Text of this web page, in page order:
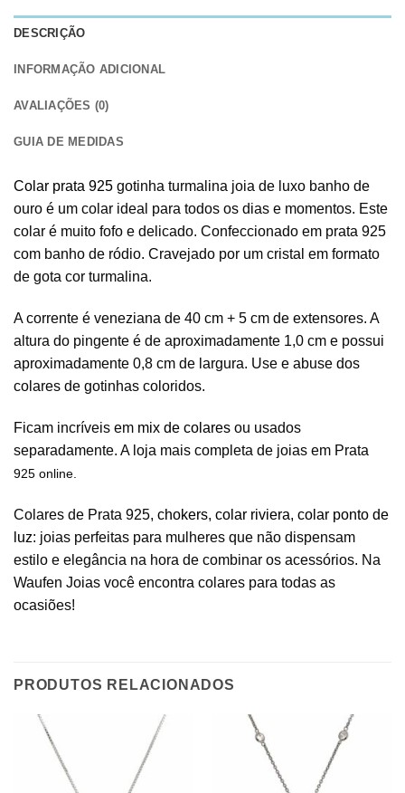
DESCRIÇÃO
INFORMAÇÃO ADICIONAL
AVALIAÇÕES (0)
GUIA DE MEDIDAS
Colar prata 925 gotinha turmalina joia de luxo banho de
ouro é um colar ideal para todos os dias e momentos. Este
colar é muito fofo e delicado. Confeccionado em prata 925
com banho de ródio. Cravejado por um cristal em formato
de gota cor turmalina.
A corrente é veneziana de 40 cm + 5 cm de extensores. A
altura do pingente é de aproximadamente 1,0 cm e possui
aproximadamente 0,8 cm de largura. Use e abuse dos
colares de gotinhas coloridos.
Ficam incríveis em mix de colares ou usados
separadamente. A loja mais completa de joias em Prata
925 online.
Colares de Prata 925, chokers, colar riviera, colar ponto de
luz: joias perfeitas para mulheres que não dispensam
estilo e elegância na hora de combinar os acessórios. Na
Waufen Joias você encontra colares para todas as
ocasiões!
PRODUTOS RELACIONADOS